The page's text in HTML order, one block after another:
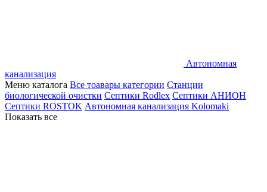
Автономная
канализация
Меню каталога Все тоавары категории Станции
биологической очистки Септики Rodlex Септики АНИОН
Септики ROSTOK Автономная канализация Kolomaki
Показать все